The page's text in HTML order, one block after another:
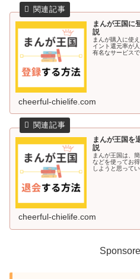
まんが王国に
説
まんが購入に使
イント還元率が
有名なサービス
cheerful-chielife.com
まんが王国を
説
まんが王国は、
などを使ってお
しようと思って
cheerful-chielife.com